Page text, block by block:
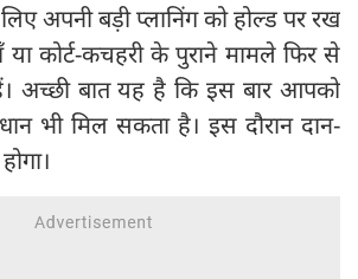
अपनी बड़ी प्लानिंग को होल्ड पर रख
या कोर्ट-कचहरी के पुराने मामले फिर से
बात यह है कि इस बार आपको
भी मिल सकता है। इस दौरान दान-